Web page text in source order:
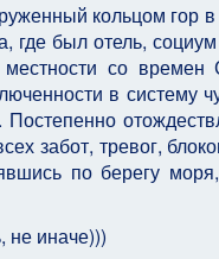
кольцом гор
где был отель,
со
в систему
Постепенно
забот, тревог,
по берегу
не иначе)))